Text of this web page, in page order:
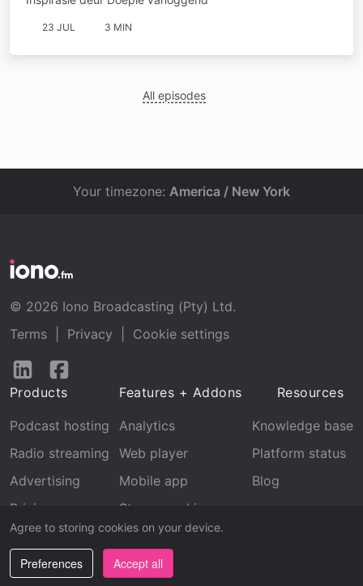
23 JUL 3 MIN
All episodes
Agree to storing cookies on your device.
Preferences Accept all
Your timezone: America / New York
© 2026 Iono Broadcasting (Pty) Ltd.
Terms
Privacy
Cookie settings
Follow
LinkedInFacebook
Products
Podcast hosting
Radio streaming
Advertising
Pricing
Features + Addons
Analytics
Web player
Mobile app
Stream archive
Recognition
Resources
Knowledge base
Platform status
Blog